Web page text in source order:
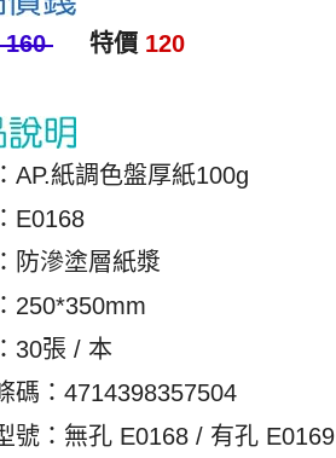
160 特價 120
AP.紙調色盤厚紙100g
E0168
防滲塗層紙漿
250*350mm
30張 / 本
碼 ： 4714398357504
號 ： 無孔 E0168 / 有孔 E0169